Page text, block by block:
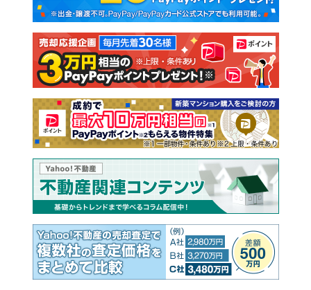
新築一戸建て 中古一戸建て
注文住宅 土地
売却査定